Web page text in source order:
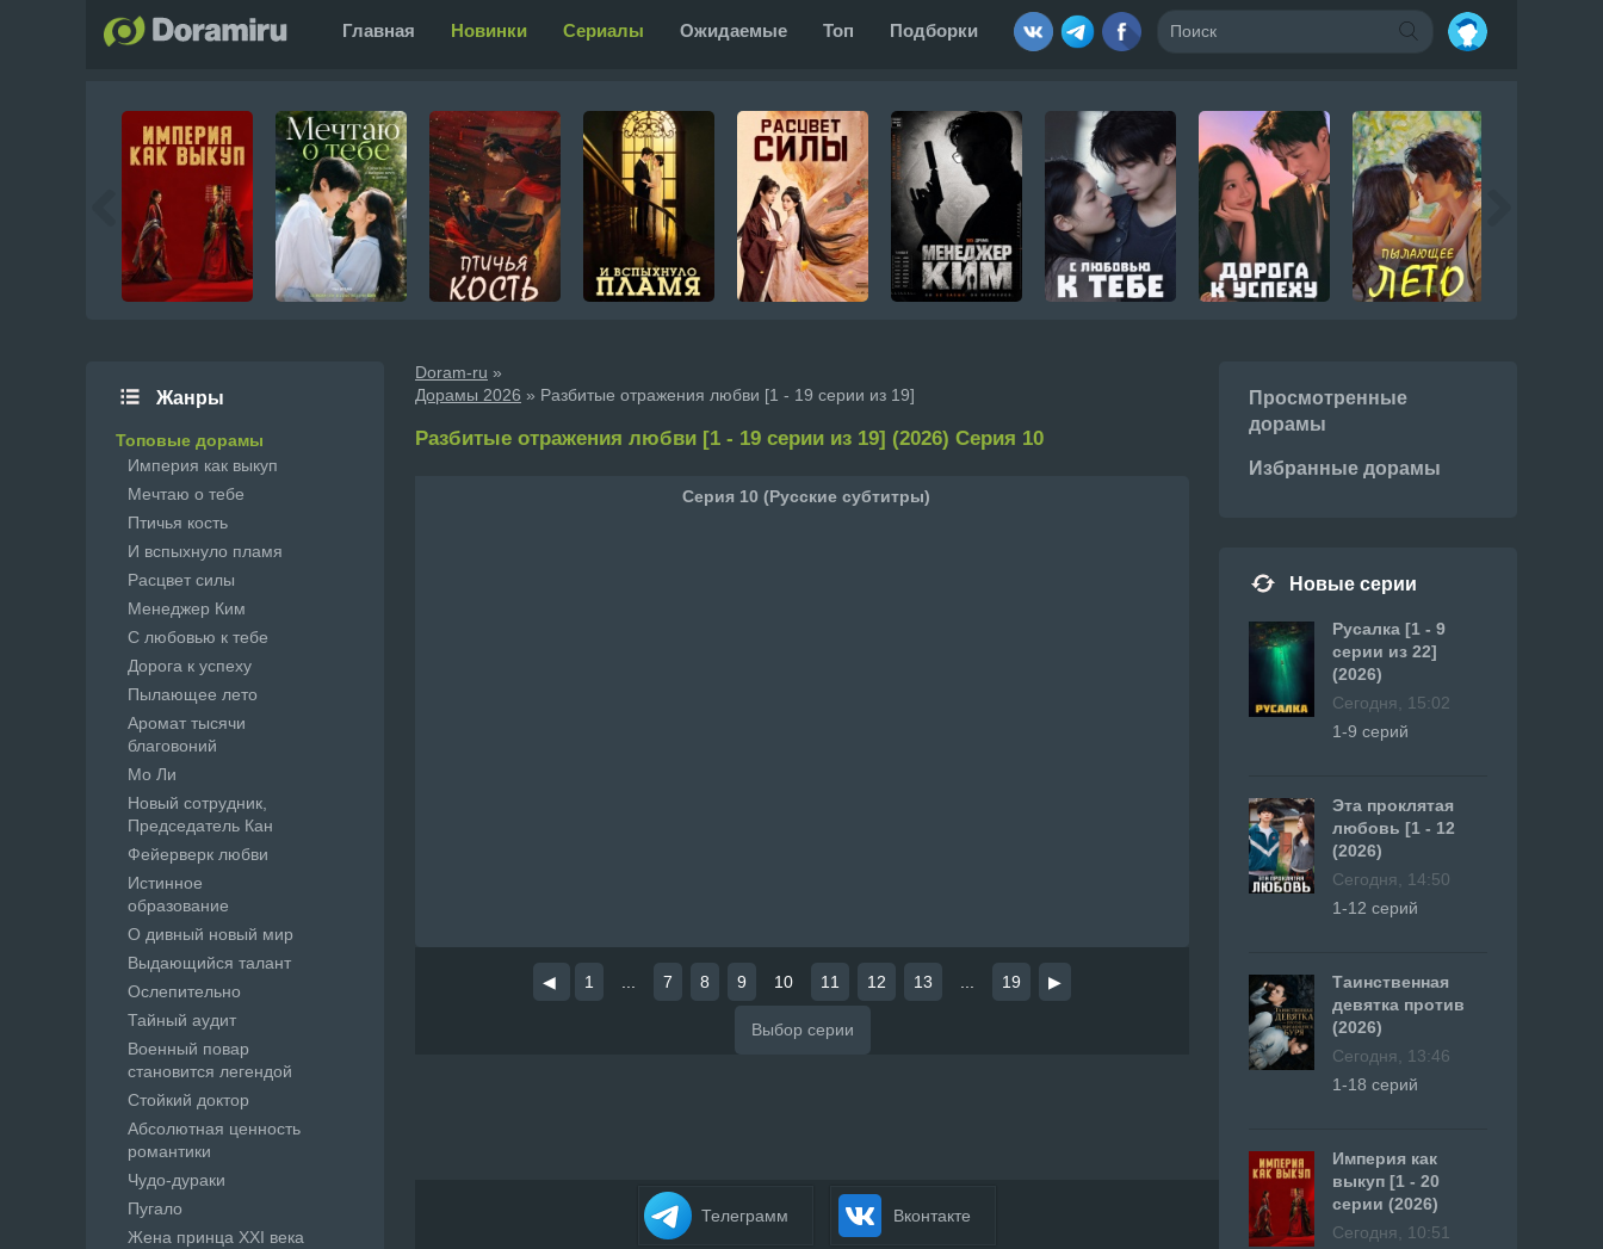
Главная Новинки Сериалы Ожидаемые Топ Подборки
Doram-ru »
Дорамы 2026 » Разбитые отражения любви [1 - 19 серии из 19]
Разбитые отражения любви [1 - 19 серии из 19] (2026) Серия 10
Серия 10 (Русские субтитры)
◀ 1 7 8 9 10 11 12 13 19 ▶
Телеграмм Вконтакте
Жанры
Топовые дорамы
Империя как выкуп
Мечтаю о тебе
Птичья кость
И вспыхнуло пламя
Расцвет силы
Менеджер Ким
С любовью к тебе
Дорога к успеху
Пылающее лето
Аромат тысячи
благовоний
Мо Ли
Новый сотрудник,
Председатель Кан
Фейерверк любви
Истинное
образование
О дивный новый мир
Выдающийся талант
Ослепительно
Тайный аудит
Военный повар
становится легендой
Стойкий доктор
Абсолютная ценность
романтики
Чудо-дураки
Пугало
Жена принца XXI века
Просмотренные
дорамы
Избранные дорамы
Новые серии
Русалка [1 - 9
серии из 22]
(2026)
Сегодня, 15:02
1-9 серий
Эта проклятая
любовь [1 - 12
(2026)
Сегодня, 14:50
1-12 серий
Таинственная
девятка против
(2026)
Сегодня, 13:46
1-18 серий
Империя как
выкуп [1 - 20
серии (2026)
Сегодня, 10:51